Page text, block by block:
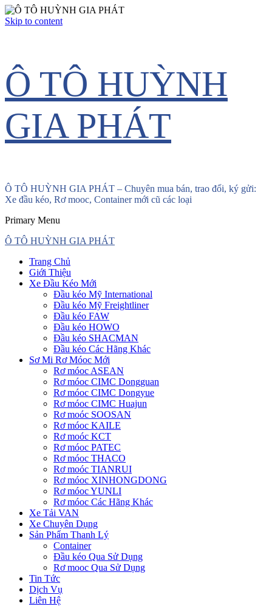
Skip to content
Ô TÔ HUỲNH
GIA PHÁT
Ô TÔ HUỲNH GIA PHÁT – Chuyên mua bán, trao đổi, ký gửi:
Xe đầu kéo, Rơ mooc, Container mới cũ các loại
Primary Menu
Ô TÔ HUỲNH GIA PHÁT
Trang Chủ
Giới Thiệu
Xe Đầu Kéo Mới
Đầu kéo Mỹ International
Đầu kéo Mỹ Freightliner
Đầu kéo FAW
Đầu kéo HOWO
Đầu kéo SHACMAN
Đầu kéo Các Hãng Khác
Sơ Mi Rơ Móoc Mới
Rơ móoc ASEAN
Rơ móoc CIMC Dongguan
Rơ móoc CIMC Dongyue
Rơ móoc CIMC Huajun
Rơ moóc SOOSAN
Rơ móoc KAILE
Rơ moóc KCT
Rơ móoc PATEC
Rơ móoc THACO
Rơ moóc TIANRUI
Rơ móoc XINHONGDONG
Rơ móoc YUNLI
Rơ móoc Các Hãng Khác
Xe Tải VAN
Xe Chuyên Dụng
Sản Phẩm Thanh Lý
Container
Đầu kéo Qua Sử Dụng
Rơ mooc Qua Sử Dụng
Tin Tức
Dịch Vụ
Liên Hệ